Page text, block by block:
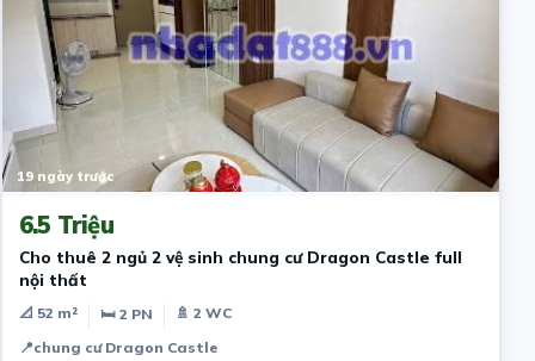
19 ngày trước
6.5 Triệu
Cho thuê 2 ngủ 2 vệ sinh chung cư Dragon Castle full
nội thất
📐 52 m² 🛏 2 PN
🚿 2 WC
📍chung cư Dragon Castle